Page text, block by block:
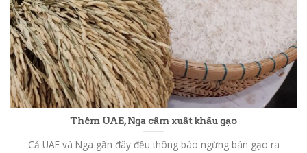
Thêm UAE, Nga cấm xuất khẩu gạo
Cả UAE và Nga gần đây đều thông báo ngừng bán gạo ra